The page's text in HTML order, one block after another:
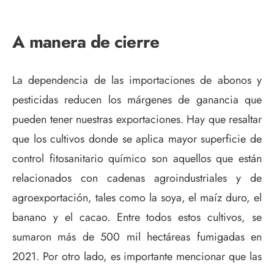
A manera de cierre
La dependencia de las importaciones de abonos y
pesticidas reducen los márgenes de ganancia que
pueden tener nuestras exportaciones. Hay que resaltar
que los cultivos donde se aplica mayor superficie de
control fitosanitario químico son aquellos que están
relacionados con cadenas agroindustriales y de
agroexportación, tales como la soya, el maíz duro, el
banano y el cacao. Entre todos estos cultivos, se
sumaron más de 500 mil hectáreas fumigadas en
2021. Por otro lado, es importante mencionar que las